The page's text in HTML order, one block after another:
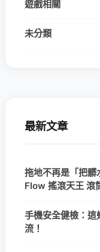
遊戲相關
未分類
最新文章
拖地不再是「把
Flow 搖滾天王 滾
手機安全健檢：這
流！